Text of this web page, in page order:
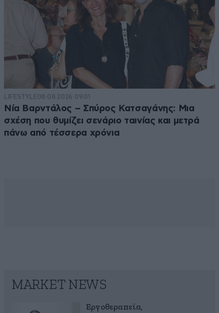
LIFESTYLE08·08·2026 09:01
Νία Βαρντάλος – Σπύρος Κατσαγάνης: Μια
σχέση που θυμίζει σενάριο ταινίας και μετρά
πάνω από τέσσερα χρόνια
MARKET NEWS
Εργοθεραπεία,